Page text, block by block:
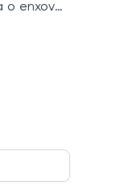
Escolha o melhor para o enxoval do seu bebê